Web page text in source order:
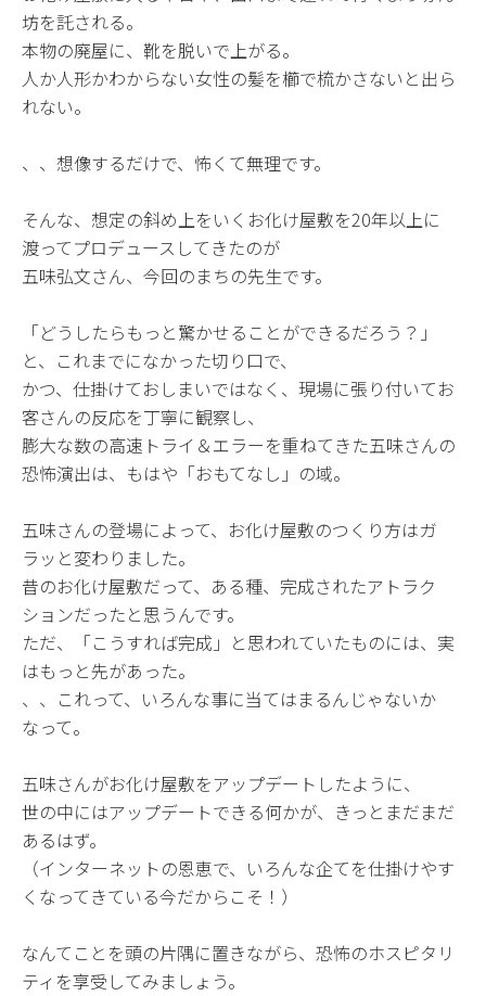
坊を託される。
本物の廃屋に、靴を脱いで上がる。
人か人形かわからない女性の髪を櫛で梳かさないと出ら
れない。
、、想像するだけで、怖くて無理です。
そんな、想定の斜め上をいくお化け屋敷を20年以上に
渡ってプロデュースしてきたのが
五味弘文さん、今回のまちの先生です。
「どうしたらもっと驚かせることができるだろう？」
と、これまでになかった切り口で、
かつ、仕掛けておしまいではなく、現場に張り付いてお
客さんの反応を丁寧に観察し、
膨大な数の高速トライ＆エラーを重ねてきた五味さんの
恐怖演出は、もはや「おもてなし」の域。
五味さんの登場によって、お化け屋敷のつくり方はガ
ラッと変わりました。
昔のお化け屋敷だって、ある種、完成されたアトラク
ションだったと思うんです。
ただ、「こうすれば完成」と思われていたものには、実
はもっと先があった。
、、これって、いろんな事に当てはまるんじゃないか
なって。
五味さんがお化け屋敷をアップデートしたように、
世の中にはアップデートできる何かが、きっとまだまだ
あるはず。
（インターネットの恩恵で、いろんな企てを仕掛けやす
くなってきている今だからこそ！）
なんてことを頭の片隅に置きながら、恐怖のホスピタリ
ティを享受してみましょう。